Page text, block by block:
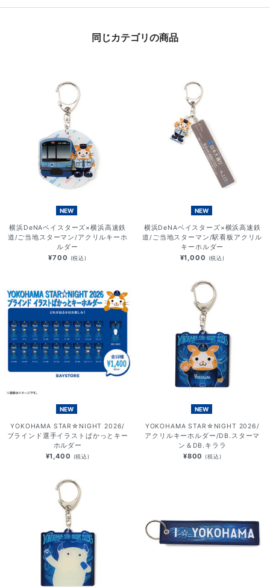
同じカテゴリの商品
NEW
横浜DeNAベイスターズ×横浜高速鉄
道/ご当地スターマン/アクリルキーホ
ルダー
¥700 (税込)
NEW
横浜DeNAベイスターズ×横浜高速鉄
道/ご当地スターマン/駅看板アクリル
キーホルダー
¥1,000 (税込)
NEW
YOKOHAMA STAR☆NIGHT 2026/
ブラインド選手イラストぱかっとキー
ホルダー
¥1,400 (税込)
NEW
YOKOHAMA STAR☆NIGHT 2026/
アクリルキーホルダー/DB.スターマ
ン＆DB.キララ
¥800 (税込)